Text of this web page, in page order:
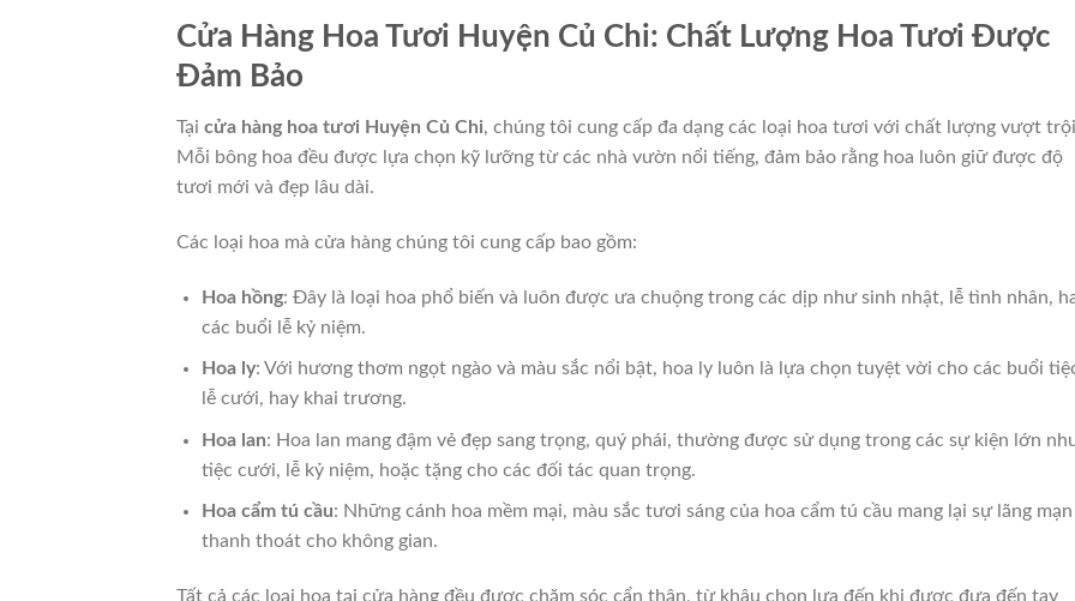
Cửa Hàng Hoa Tươi Huyện Củ Chi: Chất Lượng Hoa Tươi Được
Đảm Bảo
Tại cửa hàng hoa tươi Huyện Củ Chi, chúng tôi cung cấp đa dạng các loại hoa tươi với chất lượng vượt
Mỗi bông hoa đều được lựa chọn kỹ lưỡng từ các nhà vườn nổi tiếng, đảm bảo rằng hoa luôn giữ được độ
tươi mới và đẹp lâu dài.
Các loại hoa mà cửa hàng chúng tôi cung cấp bao gồm:
Hoa hồng: Đây là loại hoa phổ biến và luôn được ưa chuộng trong các dịp như sinh nhật, lễ tình nhân,
các buổi lễ kỷ niệm.
Hoa ly: Với hương thơm ngọt ngào và màu sắc nổi bật, hoa ly luôn là lựa chọn tuyệt vời cho các buổi
lễ cưới, hay khai trương.
Hoa lan: Hoa lan mang đậm vẻ đẹp sang trọng, quý phái, thường được sử dụng trong các sự kiện lớn
tiệc cưới, lễ kỷ niệm, hoặc tặng cho các đối tác quan trọng.
Hoa cẩm tú cầu: Những cánh hoa mềm mại, màu sắc tươi sáng của hoa cẩm tú cầu mang lại sự lãng mạn
thanh thoát cho không gian.
Tất cả các loại hoa tại cửa hàng đều được chăm sóc cẩn thận, từ khâu chọn lựa đến khi được đưa đến tay